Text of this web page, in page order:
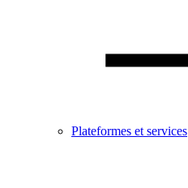
Plateformes et services